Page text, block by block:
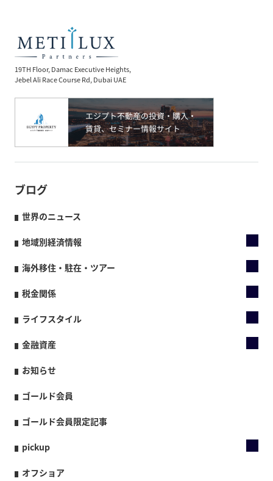
19TH Floor, Damac Executive Heights,
Jebel Ali Race Course Rd, Dubai UAE
ブログ
世界のニュース
地域別経済情報
海外移住・駐在・ツアー
税金関係
ライフスタイル
金融資産
お知らせ
ゴールド会員
ゴールド会員限定記事
pickup
オフショア